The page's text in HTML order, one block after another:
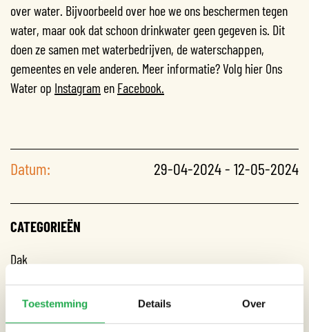
Toestemming Details Over
over water. Bijvoorbeeld over hoe we ons beschermen tegen
water, maar ook dat schoon drinkwater geen gegeven is. Dit
doen ze samen met waterbedrijven, de waterschappen,
gemeentes en vele anderen. Meer informatie? Volg hier Ons
Water op Instagram en Facebook.
Datum: 29-04-2024 - 12-05-2024
CATEGORIEËN
Dak
Gebouw